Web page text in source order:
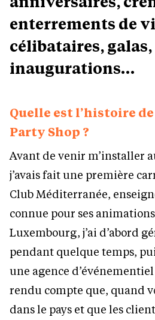
enterrements de
célibataires, galas,
inaugurations…
Quelle est l’histoire
Party Shop ?
Avant de venir m’installer
j’avais fait une première
Club Méditerranée,
connue pour ses
Luxembourg, j’ai d’abord
pendant quelque temps,
une agence
rendu compte que, quand
dans le pays et que les